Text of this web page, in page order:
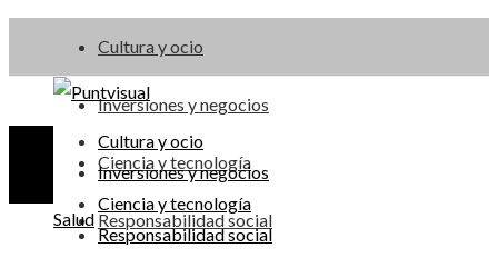
Cultura y ocio
Inversiones y negocios
Ciencia y tecnología
Responsabilidad social
Cultura y ocio
Inversiones y negocios
Ciencia y tecnología
Responsabilidad social
Salud